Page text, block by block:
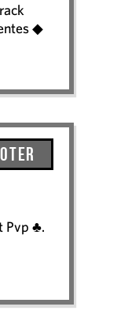
◆
Pvp ♣.